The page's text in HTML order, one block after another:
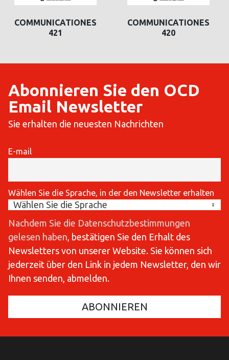
COMMUNICATIONES
421
COMMUNICATIONES
420
Abonnieren Sie den OCD
Email Newsletter
Sie erhalten die neuesten Nachrichten
E-mail
Wählen Sie die Sprache, in der den Newsletter erhalten
Nachdem Sie die Datenschutzbestimmungen
gelesen haben, bestätigen Sie den Erhalt des
Newsletters von unserer Website. Sie können sich
jederzeit über den Link in jedem Newsletter, den wir
Ihnen senden, abmelden.